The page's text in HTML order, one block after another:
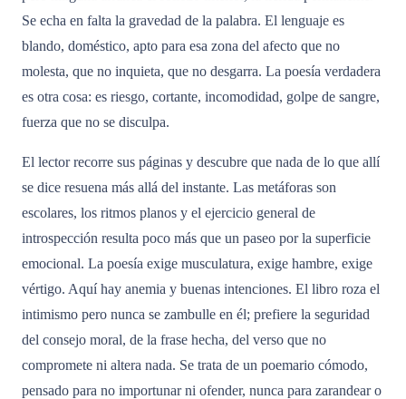
Se echa en falta la gravedad de la palabra. El lenguaje es
blando, doméstico, apto para esa zona del afecto que no
molesta, que no inquieta, que no desgarra. La poesía verdadera
es otra cosa: es riesgo, cortante, incomodidad, golpe de sangre,
fuerza que no se disculpa.
El lector recorre sus páginas y descubre que nada de lo que allí
se dice resuena más allá del instante. Las metáforas son
escolares, los ritmos planos y el ejercicio general de
introspección resulta poco más que un paseo por la superficie
emocional. La poesía exige musculatura, exige hambre, exige
vértigo. Aquí hay anemia y buenas intenciones. El libro roza el
intimismo pero nunca se zambulle en él; prefiere la seguridad
del consejo moral, de la frase hecha, del verso que no
compromete ni altera nada. Se trata de un poemario cómodo,
pensado para no importunar ni ofender, nunca para zarandear o